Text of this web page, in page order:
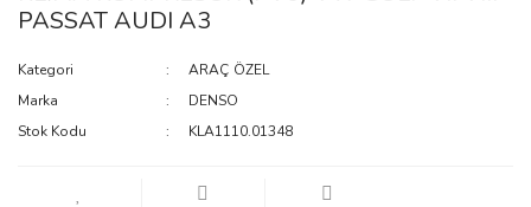
PASSAT AUDI A3
Kategori
ARAÇ ÖZEL
Marka
DENSO
Stok Kodu
KLA1110.01348